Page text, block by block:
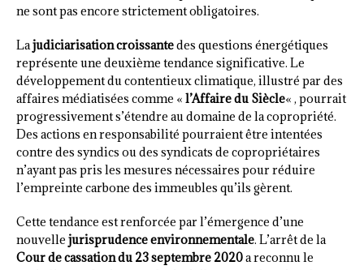
ne sont pas encore strictement obligatoires.
Lajudiciarisation croissantedes questions énergétiques
représente une deuxième tendance significative. Le
développement du contentieux climatique, illustré par des
affaires médiatisées comme « l’Affaire du Siècle« , pourrait
progressivement s’étendre au domaine de la copropriété.
Des actions en responsabilité pourraient être intentées
contre des syndics ou des syndicats de copropriétaires
n’ayant pas pris les mesures nécessaires pour réduire
l’empreinte carbone des immeubles qu’ils gèrent.
Cette tendance est renforcée par l’émergence d’une
nouvelle jurisprudence environnementale. L’arrêt de la
Cour de cassation du 23 septembre 2020a reconnu le